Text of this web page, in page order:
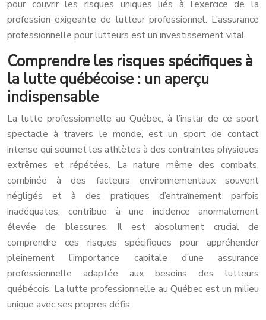
pour couvrir les risques uniques liés à l’exercice de la
profession exigeante de lutteur professionnel. L’assurance
professionnelle pour lutteurs est un investissement vital.
Comprendre les risques spécifiques à
la lutte québécoise : un aperçu
indispensable
La lutte professionnelle au Québec, à l’instar de ce sport
spectacle à travers le monde, est un sport de contact
intense qui soumet les athlètes à des contraintes physiques
extrêmes et répétées. La nature même des combats,
combinée à des facteurs environnementaux souvent
négligés et à des pratiques d’entraînement parfois
inadéquates, contribue à une incidence anormalement
élevée de blessures. Il est absolument crucial de
comprendre ces risques spécifiques pour appréhender
pleinement l’importance capitale d’une assurance
professionnelle adaptée aux besoins des lutteurs
québécois. La lutte professionnelle au Québec est un milieu
unique avec ses propres défis.